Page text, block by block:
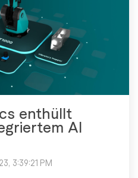
enthüllt
AI
3:39:21 PM